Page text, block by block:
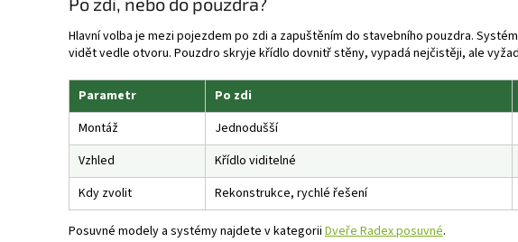
Hlavní volba je mezi pojezdem po zdi a zapuštěním do stavebního pouzdra.
vidět vedle otvoru. Pouzdro skryje křídlo dovnitř stěny, vypadá nejčistěji, ale
Parametr Po zdi
Montáž
Jednodušší
Vzhled
Křídlo viditelné
Kdy zvolit
Rekonstrukce, rychlé řešení
Posuvné modely a systémy najdete v kategorii Dveře Radex posuvné.